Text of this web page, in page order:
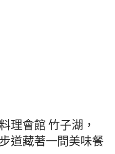
理會館 竹子湖，
道藏著一間美味餐